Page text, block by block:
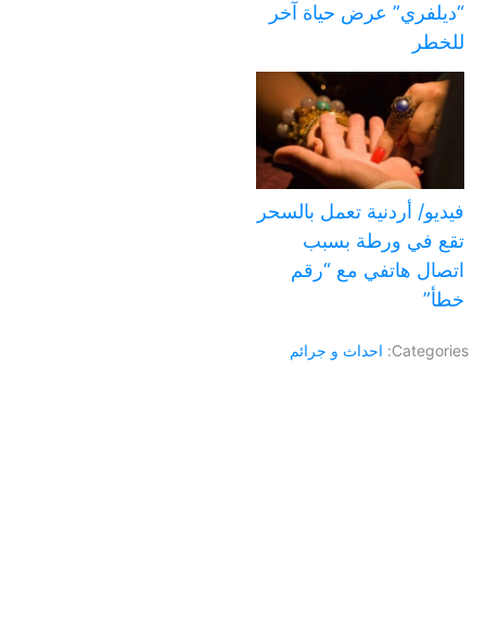
“ديلفري” عرض حياة آخر
للخطر
فيديو/ أردنية تعمل بالسحر
تقع في ورطة بسبب
اتصال هاتفي مع “رقم
خطأ”
Categories: احداث و جرائم